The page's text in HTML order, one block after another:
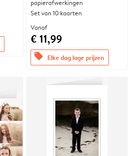
papierafwerkingen
Set van 10 kaarten
Vanaf
€ 11,99
offers Elke dag lage prijzen